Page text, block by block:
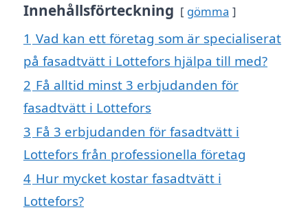
Innehållsförteckning gömma
1 Vad kan ett företag som är specialiserat
på fasadtvätt i Lottefors hjälpa till med?
2 Få alltid minst 3 erbjudanden för
fasadtvätt i Lottefors
3 Få 3 erbjudanden för fasadtvätt i
Lottefors från professionella företag
4 Hur mycket kostar fasadtvätt i
Lottefors?